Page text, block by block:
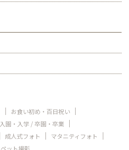
お食い初め・百日祝い
入園・入学 / 卒園・卒業
成人式フォト
マタニティフォト